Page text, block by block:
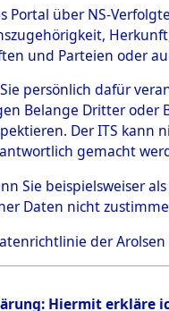
auf dem
zur
Roding)
Portal über NS-
und Parteien oder
persönlich dafür
Belange Dritter
Der ITS
gemacht
Sie beispielsweiser
Daten nicht
der Arolsen
Hiermit erkläre